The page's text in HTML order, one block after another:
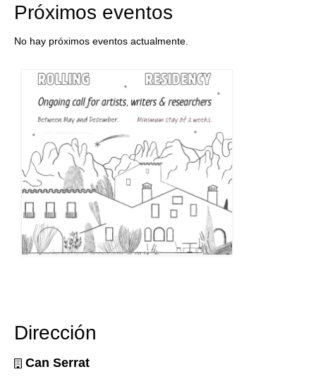
Próximos eventos
No hay próximos eventos actualmente.
Dirección
Can Serrat